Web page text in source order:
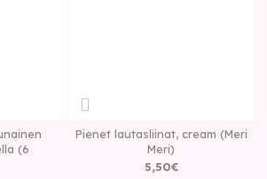
(6
Pienet lautasliinat, cream (Meri
Meri)
5,50€